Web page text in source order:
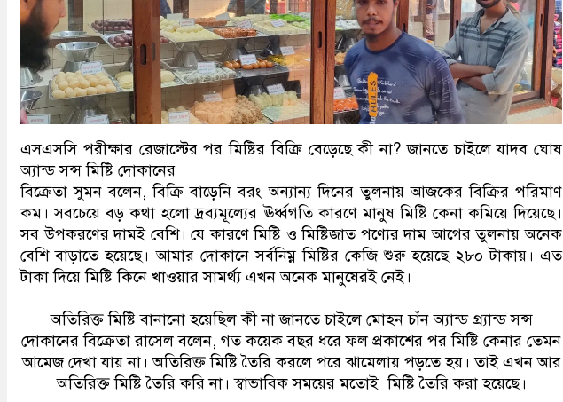
এসএসসি পরীক্ষার রেজাল্টের পর মিষ্টির বিক্রি বেড়েছে কী না? জানতে চাইলে যাদব ঘোষ
অ্যান্ড সন্স মিষ্টি দোকানের
বিক্রেতা সুমন বলেন, বিক্রি বাড়েনি বরং অন্যান্য দিনের তুলনায় আজকের বিক্রির পরিমাণ
কম। সবচেয়ে বড় কথা হলো দ্রব্যমূল্যের ঊর্ধ্বগতি কারণে মানুষ মিষ্টি কেনা কমিয়ে দিয়েছে।
সব উপকরণের দামই বেশি। যে কারণে মিষ্টি ও মিষ্টিজাত পণ্যের দাম আগের তুলনায় অনেক
বেশি বাড়াতে হয়েছে। আমার দোকানে সর্বনিম্ন মিষ্টির কেজি শুরু হয়েছে ২৮০ টাকায়। এত
টাকা দিয়ে মিষ্টি কিনে খাওয়ার সামর্থ্য এখন অনেক মানুষেরই নেই।
অতিরিক্ত মিষ্টি বানানো হয়েছিল কী না জানতে চাইলে মোহন চাঁন অ্যান্ড গ্র্যান্ড সন্স
দোকানের বিক্রেতা রাসেল বলেন, গত কয়েক বছর ধরে ফল প্রকাশের পর মিষ্টি কেনার তেমন
আমেজ দেখা যায় না। অতিরিক্ত মিষ্টি তৈরি করলে পরে ঝামেলায় পড়তে হয়। তাই এখন আর
অতিরিক্ত মিষ্টি তৈরি করি না। স্বাভাবিক সময়ের মতোই মিষ্টি তৈরি করা হয়েছে।